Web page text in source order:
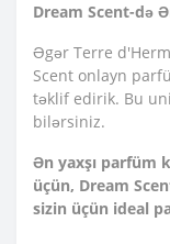
Dream Scent-də
Əgər Terre
Scent onlayn
təklif edirik. Bu
bilərsiniz.
Ən yaxşı parfüm
üçün, Dream
sizin üçün ideal